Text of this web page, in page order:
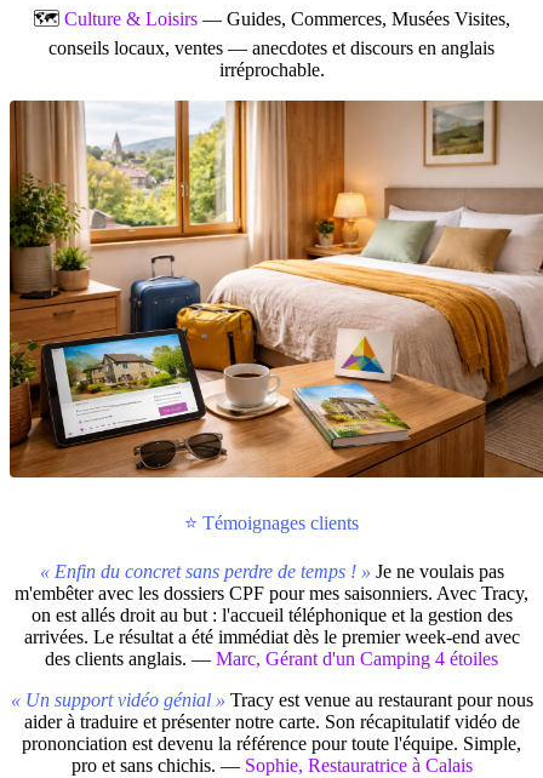
🗺️ Culture & Loisirs — Guides, Commerces, Musées Visites,
conseils locaux, ventes — anecdotes et discours en anglais
irréprochable.
⭐ Témoignages clients
« Enfin du concret sans perdre de temps ! » Je ne voulais pas
m'embêter avec les dossiers CPF pour mes saisonniers. Avec Tracy,
on est allés droit au but : l'accueil téléphonique et la gestion des
arrivées. Le résultat a été immédiat dès le premier week-end avec
des clients anglais. — Marc, Gérant d'un Camping 4 étoiles
« Un support vidéo génial » Tracy est venue au restaurant pour nous
aider à traduire et présenter notre carte. Son récapitulatif vidéo de
prononciation est devenu la référence pour toute l'équipe. Simple,
pro et sans chichis. —Sophie, Restauratrice à Calais